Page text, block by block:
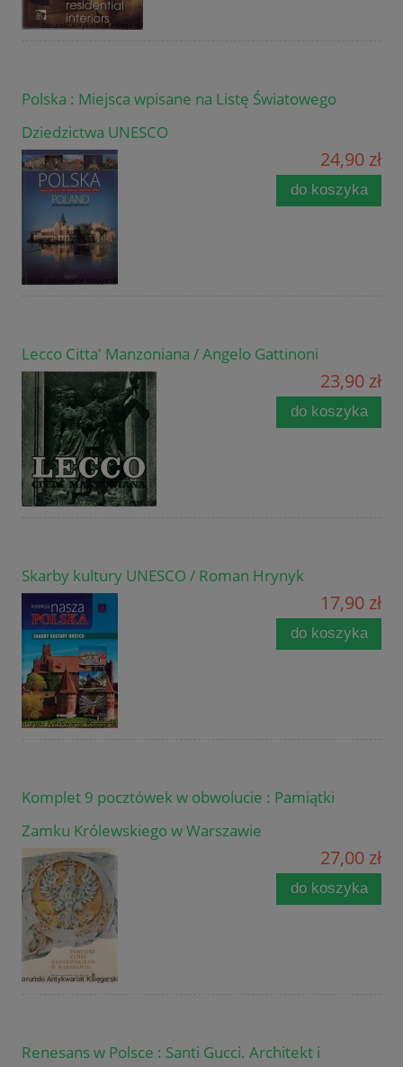
Polska : Miejsca wpisane na Listę Światowego
Dziedzictwa UNESCO
24,90 zł
do koszyka
Lecco Citta' Manzoniana / Angelo Gattinoni
23,90 zł
do koszyka
Skarby kultury UNESCO / Roman Hrynyk
17,90 zł
do koszyka
Komplet 9 pocztówek w obwolucie : Pamiątki
Zamku Królewskiego w Warszawie
27,00 zł
do koszyka
Renesans w Polsce : Santi Gucci. Architekt i